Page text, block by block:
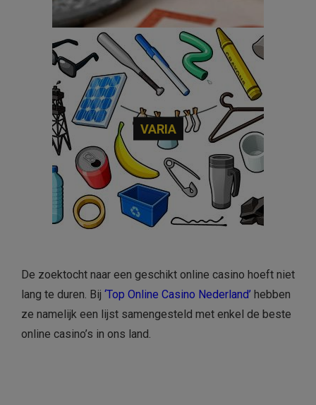
VARIA
De zoektocht naar een geschikt online casino hoeft niet
lang te duren. Bij ‘Top Online Casino Nederland’ hebben
ze namelijk een lijst samengesteld met enkel de beste
online casino’s in ons land.